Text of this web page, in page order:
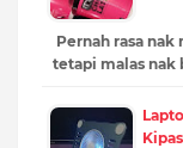
Pernah rasa
tetapi malas nak